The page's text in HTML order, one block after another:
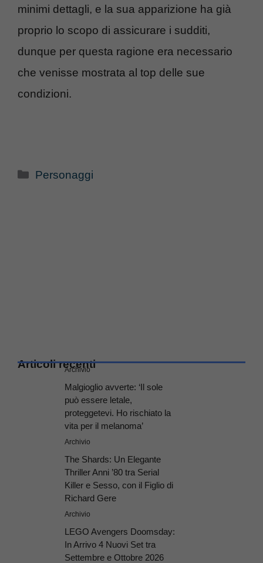
minimi dettagli, e la sua apparizione ha già
proprio lo scopo di assicurare i sudditi,
dunque per questa ragione era necessario
che venisse mostrata al top delle sue
condizioni.
Categorie
Personaggi
Articoli recenti
Archivio
Malgioglio avverte: ‘Il sole
può essere letale,
proteggetevi. Ho rischiato la
vita per il melanoma’
Archivio
The Shards: Un Elegante
Thriller Anni ’80 tra Serial
Killer e Sesso, con il Figlio di
Richard Gere
Archivio
LEGO Avengers Doomsday:
In Arrivo 4 Nuovi Set tra
Settembre e Ottobre 2026